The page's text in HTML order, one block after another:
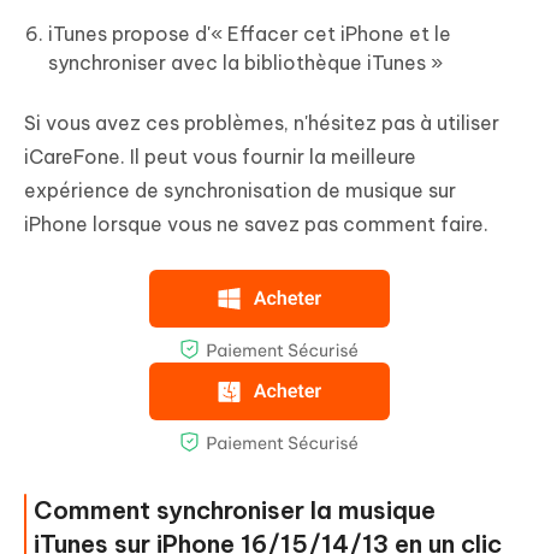
iTunes propose d'« Effacer cet iPhone et le
synchroniser avec la bibliothèque iTunes »
Si vous avez ces problèmes, n'hésitez pas à utiliser
iCareFone. Il peut vous fournir la meilleure
expérience de synchronisation de musique sur
iPhone lorsque vous ne savez pas comment faire.
Comment synchroniser la musique
iTunes sur iPhone 16/15/14/13 en un clic